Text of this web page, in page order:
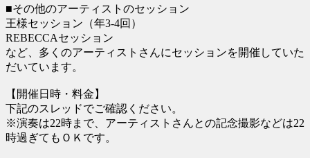
■その他のアーティストのセッション
王様セッション（年3-4回）
REBECCAセッション
など、多くのアーティストさんにセッションを開催していた
だいています。
【開催日時・料金】
下記のスレッドでご確認ください。
※演奏は22時まで、アーティストさんとの記念撮影などは22
時過ぎてもＯＫです。